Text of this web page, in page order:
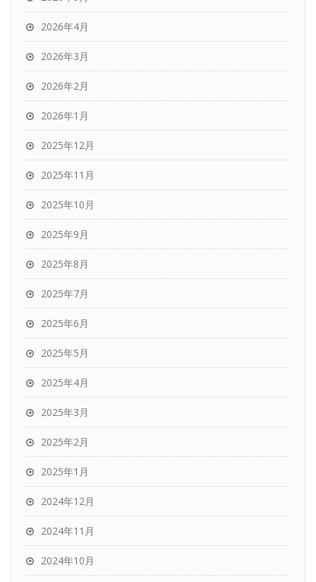
2026年4月
2026年3月
2026年2月
2026年1月
2025年12月
2025年11月
2025年10月
2025年9月
2025年8月
2025年7月
2025年6月
2025年5月
2025年4月
2025年3月
2025年2月
2025年1月
2024年12月
2024年11月
2024年10月